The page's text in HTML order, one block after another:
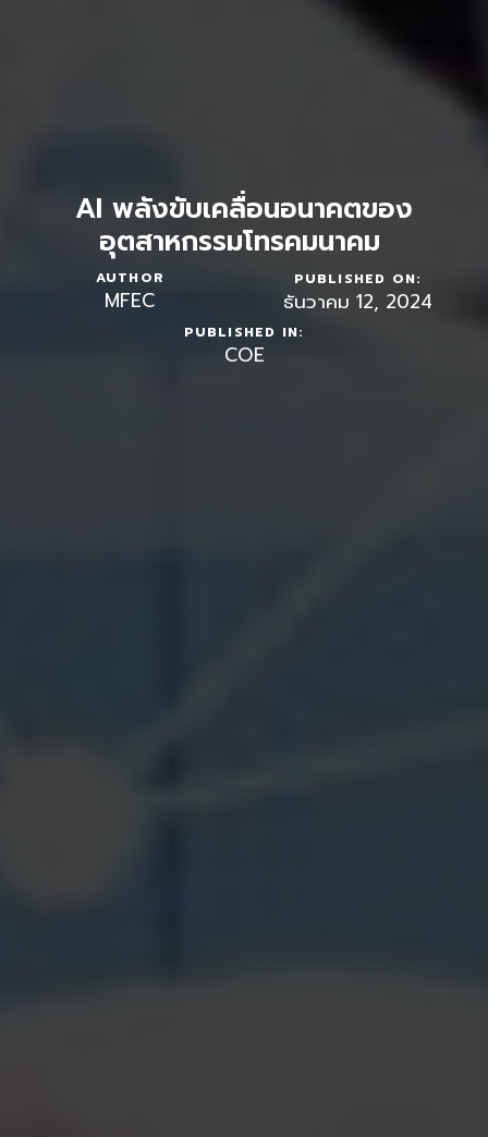
AI พลังขับเคลื่อนอนาคตของ
อุตสาหกรรมโทรคมนาคม
AUTHOR
MFEC
PUBLISHED ON:
ธันวาคม 12, 2024
PUBLISHED IN:
COE